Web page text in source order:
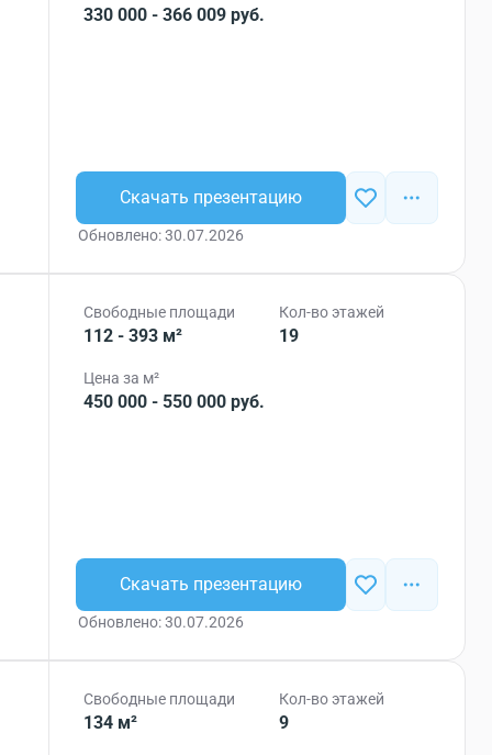
330 000 - 366 009 руб.
Скачать презентацию
Обновлено: 30.07.2026
Свободные площади
112 - 393 м²
Кол-во этажей
19
Цена за м²
450 000 - 550 000 руб.
Скачать презентацию
Обновлено: 30.07.2026
Свободные площади
134 м²
Кол-во этажей
9